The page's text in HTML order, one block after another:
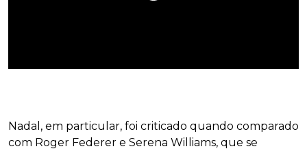
Nadal, em particular, foi criticado quando comparado
com Roger Federer e Serena Williams, que se